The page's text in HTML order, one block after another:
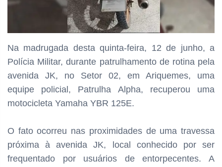
Na madrugada desta quinta-feira, 12 de junho, a
Polícia Militar, durante patrulhamento de rotina pela
avenida JK, no Setor 02, em Ariquemes, uma
equipe policial, Patrulha Alpha, recuperou uma
motocicleta Yamaha YBR 125E.
O fato ocorreu nas proximidades de uma travessa
próxima à avenida JK, local conhecido por ser
frequentado por usuários de entorpecentes. A